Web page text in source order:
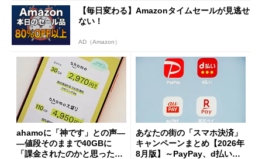
【毎日変わる】Amazonタイムセールが見逃せ
ない！
AD（Amazon）
ahamoに「神です」との声―
―値段そのままで40GBに
「課金されたのかと思った」
あなたの街の「スマホ決済」
キャンペーンまとめ【2026年
8月版】～PayPay、d払い、a